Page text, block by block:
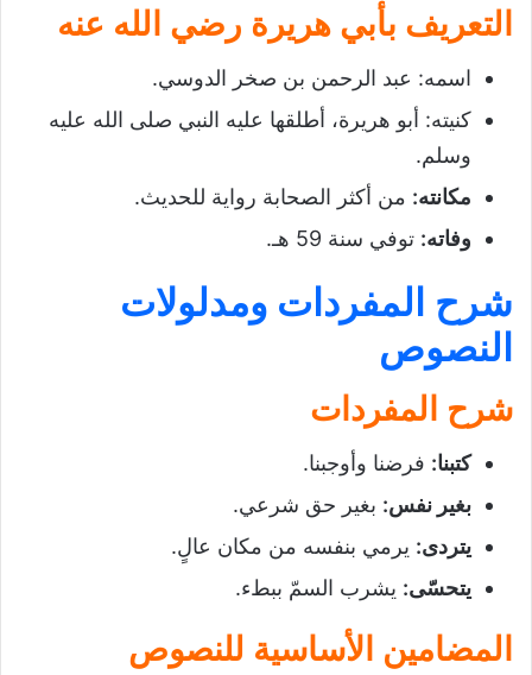
التعريف بأبي هريرة رضي الله عنه
اسمه: عبد الرحمن بن صخر الدوسي.
كنيته: أبو هريرة، أطلقها عليه النبي صلى الله عليه
وسلم.
مكانته: من أكثر الصحابة رواية للحديث.
وفاته: توفي سنة 59 هـ.
شرح المفردات ومدلولات
النصوص
شرح المفردات
كتبنا: فرضنا وأوجبنا.
بغير نفس: بغير حق شرعي.
يتردى: يرمي بنفسه من مكان عالٍ.
يتحسّى: يشرب السمّ ببطء.
المضامين الأساسية للنصوص